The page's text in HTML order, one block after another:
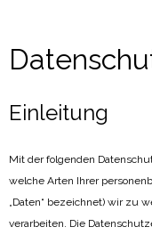
Einleitung
Mit der folgenden
welche Arten Ihrer
„Daten“ bezeichnet) wir zu
verarbeiten. Die